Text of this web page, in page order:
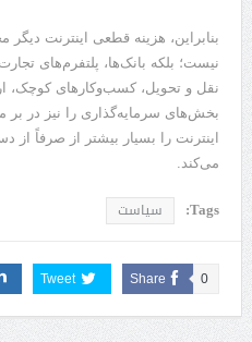
بنابراین، هزینه قطعی اینترنت
نیست؛ بلکه بانک‌ها، پلتفرم‌های
نقل و تحویل، کسب‌وکارهای کوچک،
اینترنت را بسیار بیشتر از صرفاً از
می‌کند.
Tags: سیاست
Share 0
Tweet